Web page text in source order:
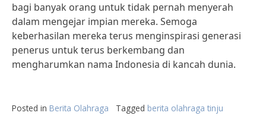
bagi banyak orang untuk tidak pernah menyerah
dalam mengejar impian mereka. Semoga
keberhasilan mereka terus menginspirasi generasi
penerus untuk terus berkembang dan
mengharumkan nama Indonesia di kancah dunia.
Posted in Berita Olahraga Tagged berita olahraga tinju